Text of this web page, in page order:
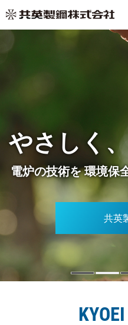
共英
強く、
鉄スクラップにふた
やさしく
電炉の技術を 環境保
世界へ、
地域社会と共生し 世
時代を超
先人達の技術と魂を
挑戦を続
真の豊かさを求め 新